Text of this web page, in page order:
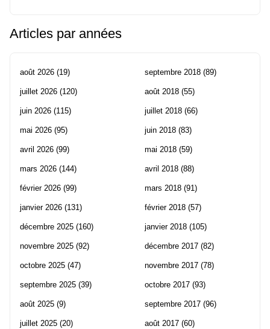
Articles par années
août 2026 (19)
juillet 2026 (120)
juin 2026 (115)
mai 2026 (95)
avril 2026 (99)
mars 2026 (144)
février 2026 (99)
janvier 2026 (131)
décembre 2025 (160)
novembre 2025 (92)
octobre 2025 (47)
septembre 2025 (39)
août 2025 (9)
juillet 2025 (20)
septembre 2018 (89)
août 2018 (55)
juillet 2018 (66)
juin 2018 (83)
mai 2018 (59)
avril 2018 (88)
mars 2018 (91)
février 2018 (57)
janvier 2018 (105)
décembre 2017 (82)
novembre 2017 (78)
octobre 2017 (93)
septembre 2017 (96)
août 2017 (60)